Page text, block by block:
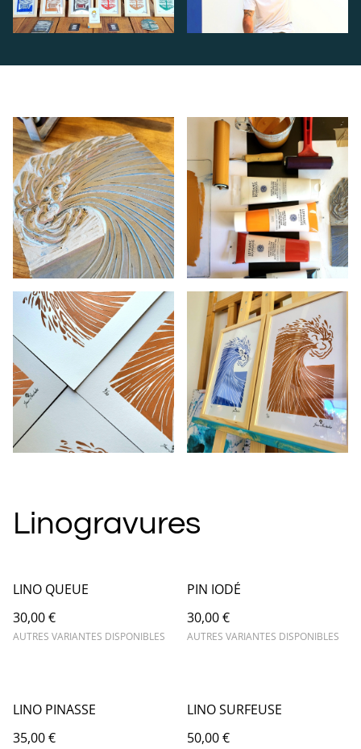
Linogravures
LINO QUEUE
30,00 €
AUTRES VARIANTES DISPONIBLES
PIN IODÉ
30,00 €
AUTRES VARIANTES DISPONIBLES
LINO PINASSE
35,00 €
LINO SURFEUSE
50,00 €